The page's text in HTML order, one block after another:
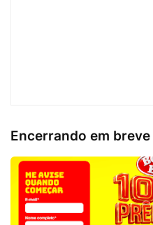
Encerrando em breve